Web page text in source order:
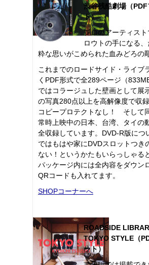
渋谷残酷劇場（
ト）
プロのアーティス
ロウトの手になる
粋な思いがこめられた血みどろの
これまでのロードサイド・ライブ
くPDF形式で全289ページ（
ではコラージュした壁画として展
の写真280点以上を高解像度で収
コピープロテクトなし！ そして
常時上映中の日本、台湾、タイの
全収録しています。DVD-R版につ
ではもはや家にDVDスロットつき
ない！というかたもいらっしゃる
パッケージ内には全内容をダウン
QRコードも入れてます。
SHOPコーナーへ
ROADSIDE
TOKYO STYLE（
ット）